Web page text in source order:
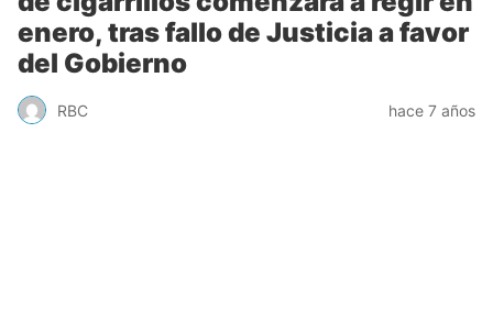
enero, tras fallo de Justicia a favor
del Gobierno
RBC hace 7 años